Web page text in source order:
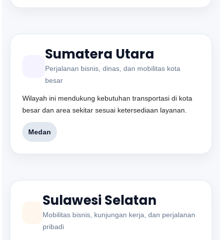
Sumatera Utara
Perjalanan bisnis, dinas, dan mobilitas kota
besar
Wilayah ini mendukung kebutuhan transportasi di kota
besar dan area sekitar sesuai ketersediaan layanan.
Medan
Sulawesi Selatan
Mobilitas bisnis, kunjungan kerja, dan perjalanan
pribadi